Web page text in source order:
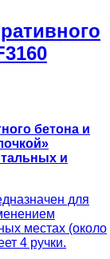
бетона и
и
для
местах (около
4 ручки.